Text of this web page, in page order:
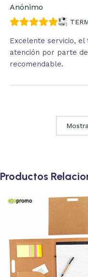
Anónimo
Excelente servicio,
atención por parte
recomendable.
Productos